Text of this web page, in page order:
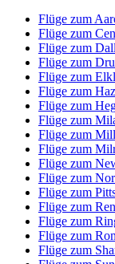
Flüge zum
Flüge zum
Flüge zum
Flüge zum
Flüge zum
Flüge zum
Flüge zum
Flüge zum
Flüge zum
Flüge zum
Flüge zum
Flüge zum
Flüge zum
Flüge zum
Flüge zum
Flüge zum
Flüge zum